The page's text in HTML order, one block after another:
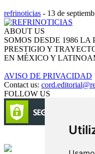
refrinoticias - 13 de
ABOUT US
SOMOS DESDE 1986
PRESTIGIO Y
EN MÉXICO Y
AVISO DE PRIVACIDAD
Contact us:
FOLLOW US